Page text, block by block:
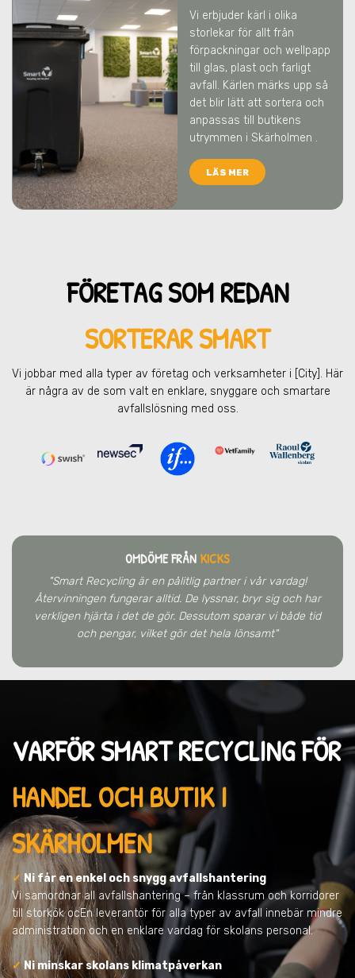
Vi erbjuder kärl i olika
storlekar för allt från
förpackningar och wellpapp
till glas, plast och farligt
avfall. Kärlen märks upp så
det blir lätt att sortera och
anpassas till butikens
utrymmen i Skärholmen .
LÄS MER
FÖRETAG SOM REDAN
SORTERAR SMART
Vi jobbar med alla typer av företag och verksamheter i [City] . Här
är några av de som valt en enklare, snyggare och smartare
avfallslösning med oss.
OMDÖME FRÅN KICKS
"Smart Recycling är en pålitlig partner i vår vardag!
Återvinningen fungerar alltid. De lyssnar, bryr sig och har
verkligen hjärta i det de gör. Dessutom sparar vi både tid
och pengar, vilket gör det hela lönsamt"
VARFÖR SMART RECYCLING FÖR
HANDEL OCH BUTIK I
SKÄRHOLMEN
✓ Ni får en enkel och snygg avfallshantering
Vi samordnar all avfallshantering – från klassrum och korridorer
till storkök ocEn leverantör för alla typer av avfall innebär mindre
administration och en enklare vardag för skolans personal.
✓Ni minskar skolans klimatpåverkan